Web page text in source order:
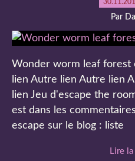
Par
Wonder worm leaf forest
lien Autre lien Autre lien
lien Jeu d'escape the
est dans les
escape sur le blog : liste
Lire